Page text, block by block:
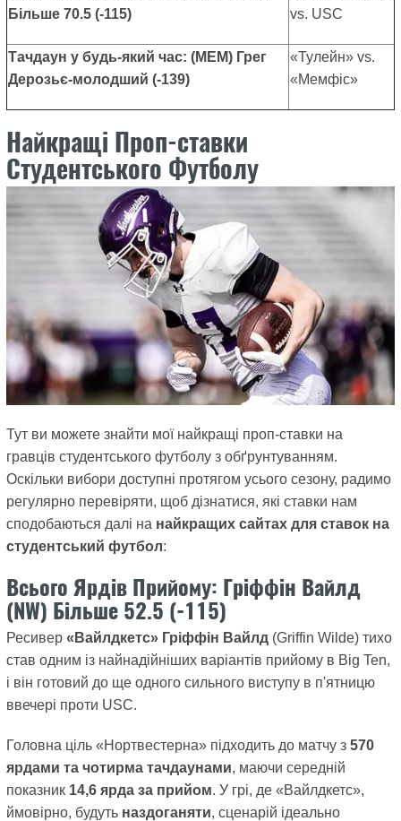
Більше 70.5 (-115)
vs. USC
Тачдаун у будь-який час: (MEM) Грег
Дерозьє-молодший (-139)
«Тулейн» vs.
«Мемфіс»
Найкращі Проп-ставки
Студентського Футболу
Тут ви можете знайти мої найкращі проп-ставки на
гравців студентського футболу з обґрунтуванням.
Оскільки вибори доступні протягом усього сезону, радимо
регулярно перевіряти, щоб дізнатися, які ставки нам
сподобаються далі на найкращих сайтах для ставок на
студентський футбол:
Всього Ярдів Прийому: Гріффін Вайлд
(NW) Більше 52.5 (-115)
Ресивер «Вайлдкетс» Гріффін Вайлд(Griffin Wilde) тихо
став одним із найнадійніших варіантів прийому в Big Ten,
і він готовий до ще одного сильного виступу в п'ятницю
ввечері проти USC.
Головна ціль «Нортвестерна» підходить до матчу з 570
ярдами та чотирма тачдаунами, маючи середній
показник 14,6 ярда за прийом. У грі, де «Вайлдкетс»,
ймовірно, будуть наздоганяти, сценарій ідеально